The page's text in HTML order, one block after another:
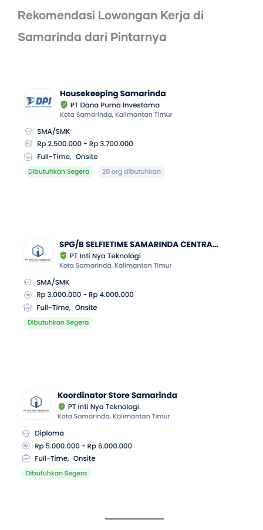
Rekomendasi Lowongan Kerja di
Samarinda dari Pintarnya